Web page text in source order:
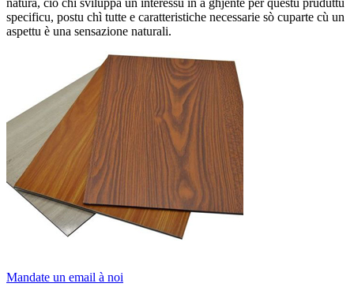
natura, ciò chì sviluppa un interessu in a ghjente per questu pruduttu
specificu, postu chì tutte e caratteristiche necessarie sò cuparte cù un
aspettu è una sensazione naturali.
Mandate un email à noi